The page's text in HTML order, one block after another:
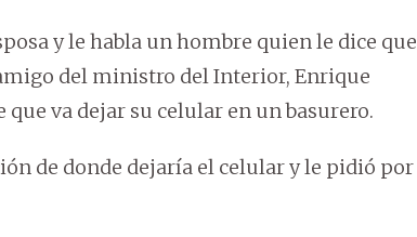
y le habla un hombre quien le dice que
del ministro del Interior, Enrique
va dejar su celular en un basurero.
de donde dejaría el celular y le pidió por